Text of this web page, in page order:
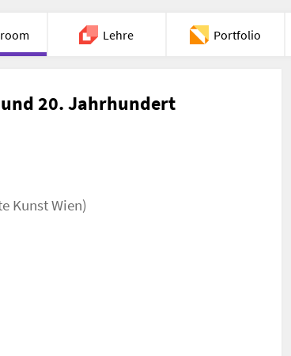
Lehre Portfolio
20. Jahrhundert
Kunst Wien)